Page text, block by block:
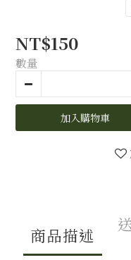
NT$150
數量
加入購物車
商品描述